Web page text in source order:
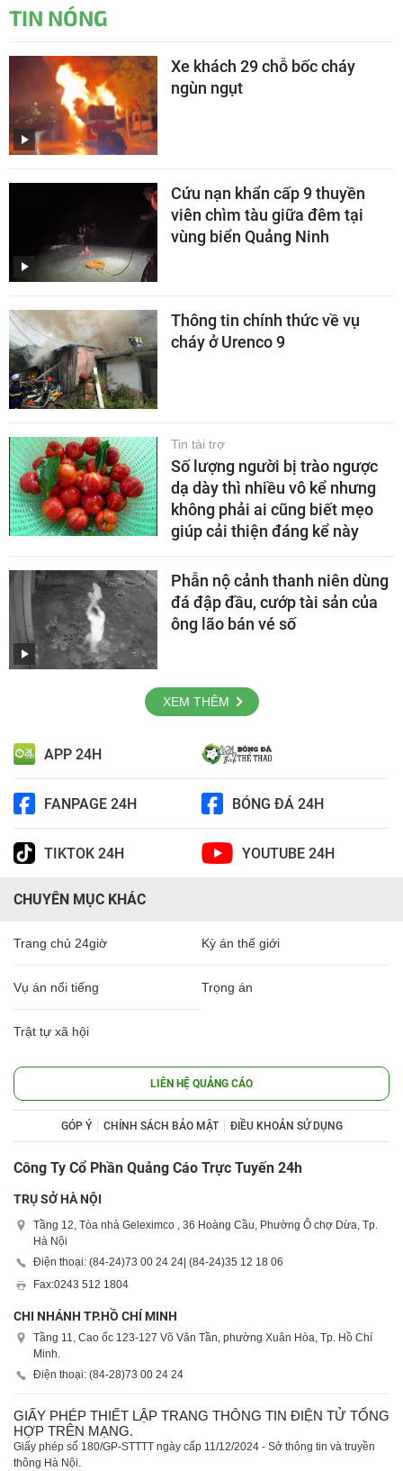
TIN NÓNG
Xe khách 29 chỗ bốc cháy
ngùn ngụt
Cứu nạn khẩn cấp 9 thuyền
viên chìm tàu giữa đêm tại
vùng biển Quảng Ninh
Thông tin chính thức về vụ
cháy ở Urenco 9
Tin tài trợ
Số lượng người bị trào ngược
dạ dày thì nhiều vô kể nhưng
không phải ai cũng biết mẹo
giúp cải thiện đáng kể này
Phẫn nộ cảnh thanh niên dùng
đá đập đầu, cướp tài sản của
ông lão bán vé số
XEM THÊM
APP 24H
FANPAGE 24H BÓNG ĐÁ 24H
TIKTOK 24H YOUTUBE 24H
CHUYÊN MỤC KHÁC
Trang chủ 24giờ Kỳ án thế giới
Vụ án nổi tiếng Trọng án
Trật tự xã hội
LIÊN HỆ QUẢNG CÁO
GÓP Ý CHÍNH SÁCH BẢO MẬT ĐIỀU KHOẢN SỬ DỤNG
Công Ty Cổ Phần Quảng Cáo Trực Tuyến 24h
TRỤ SỞ HÀ NỘI
Tầng 12, Tòa nhà Geleximco , 36 Hoàng Cầu, Phường Ô chợ Dừa, Tp.
Hà Nội
Điện thoại: (84-24)73 00 24 24 | (84-24)35 12 18 06
Fax:0243 512 1804
CHI NHÁNH TP.HỒ CHÍ MINH
Tầng 11, Cao ốc 123-127 Võ Văn Tần, phường Xuân Hòa, Tp. Hồ Chí
Minh.
Điện thoại: (84-28)73 00 24 24
GIẤY PHÉP THIẾT LẬP TRANG THÔNG TIN ĐIỆN TỬ TỔNG
HỢP TRÊN MẠNG.
Giấy phép số 180/GP-STTTT ngày cấp 11/12/2024 - Sở thông tin và truyền
thông Hà Nội.